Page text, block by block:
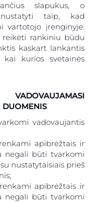
slapukus, o
taip, kad
vartotojo įrenginyje.
rankiniu būdu
kaskart lankantis
kurios svetainės
DUOMENIS
vadovaujantis
apibrėžtais ir
negali būti tvarkomi
nustatytaisiais prieš
apibrėžtais ir
negali būti tvarkomi